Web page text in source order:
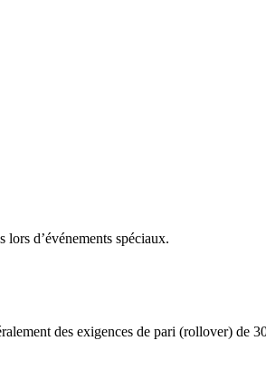
d’événements spéciaux.
des exigences de pari (rollover) de